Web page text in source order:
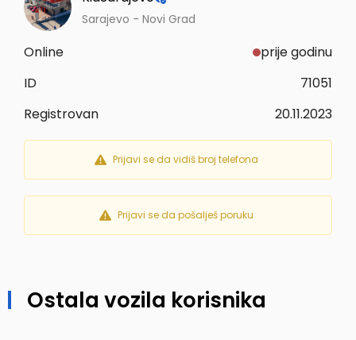
Sarajevo - Novi Grad
Online
prije godinu
ID
71051
Registrovan
20.11.2023
Prijavi se da vidiš broj telefona
Prijavi se da pošalješ poruku
Ostala vozila korisnika